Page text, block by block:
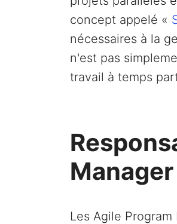
concept appelé «
nécessaires à la
n'est pas
travail à temps
Manager
Les Agile